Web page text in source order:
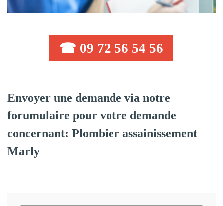
☎ 09 72 56 54 56
Envoyer une demande via notre
forumulaire pour votre demande
concernant: Plombier assainissement
Marly